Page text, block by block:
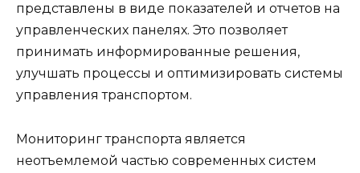
представлены в виде показателей и отчетов на
управленческих панелях. Это позволяет
принимать информированные решения,
улучшать процессы и оптимизировать системы
управления транспортом.
Мониторинг транспорта является
неотъемлемой частью современных систем